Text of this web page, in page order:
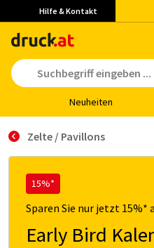
Hilfe & Kontakt
Neu­hei­ten
Zelte / Pavillons
15%*
Sparen Sie nur jetzt 15%*
Early Bird